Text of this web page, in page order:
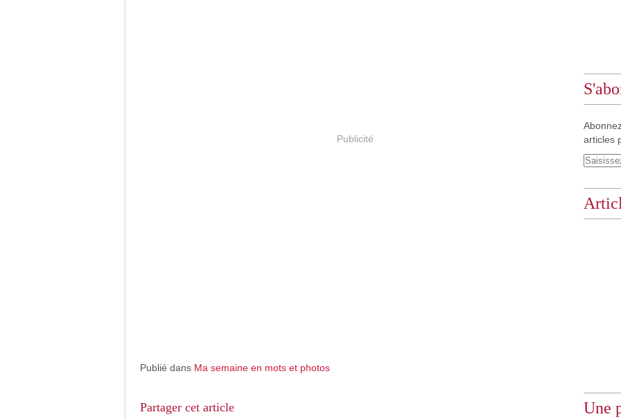
Publicité
Publié dans Ma semaine en mots et photos
Partager cet article
articles
Une